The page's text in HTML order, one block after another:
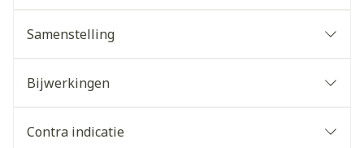
Samenstelling
Bijwerkingen
Contra indicatie